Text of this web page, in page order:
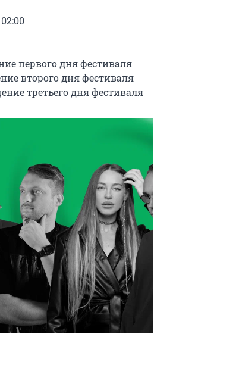
первого дня фестиваля
второго дня фестиваля
третьего дня фестиваля